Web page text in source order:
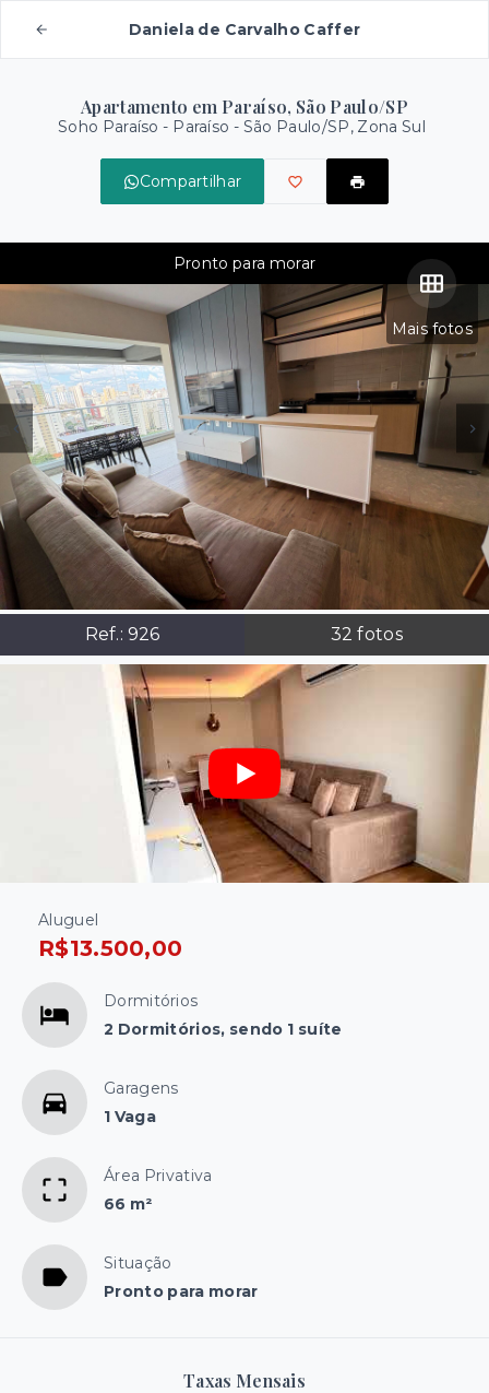
Daniela de Carvalho Caffer
Apartamento em Paraíso, São Paulo/SP
Soho Paraíso - Paraíso - São Paulo/SP, Zona Sul
Compartilhar
Mais fotos
Ref.: 926 32 fotos
Pronto para morar
Aluguel
R$13.500,00
Dormitórios
2 Dormitórios, sendo 1 suíte
Garagens
1 Vaga
Área Privativa
66 m²
Situação
Pronto para morar
Taxas Mensais